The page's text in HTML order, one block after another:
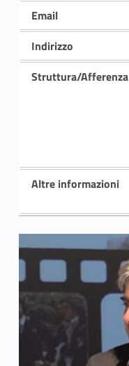
Email
Indirizzo
Struttura/Afferenza
Altre informazioni